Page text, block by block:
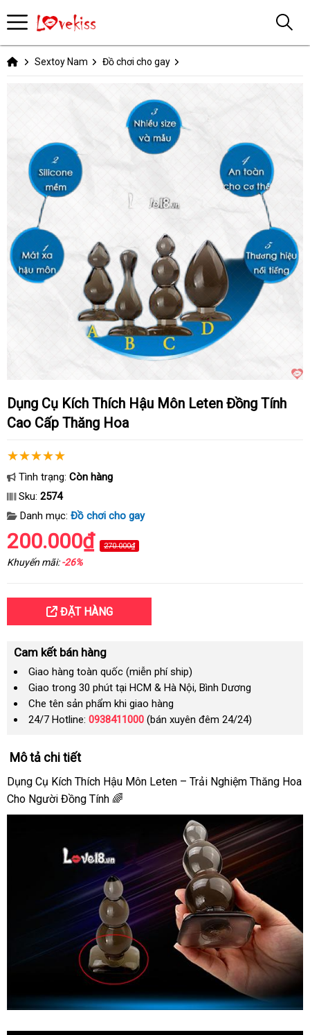
Sextoy Nam Đồ chơi cho gay
Dụng Cụ Kích Thích Hậu Môn Leten Đồng Tính
Cao Cấp Thăng Hoa
Tình trạng: Còn hàng
Sku: 2574
Danh mục: Đồ chơi cho gay
200.000₫ 270.000₫
Khuyến mãi:-26%
ĐẶT HÀNG
Cam kết bán hàng
Giao hàng toàn quốc (miễn phí ship)
Giao trong 30 phút tại HCM & Hà Nội, Bình Dương
Che tên sản phẩm khi giao hàng
24/7 Hotline: 0938411000 (bán xuyên đêm 24/24)
Mô tả chi tiết
Dụng Cụ Kích Thích Hậu Môn Leten – Trải Nghiệm Thăng Hoa
Cho Người Đồng Tính 🌈
Đánh